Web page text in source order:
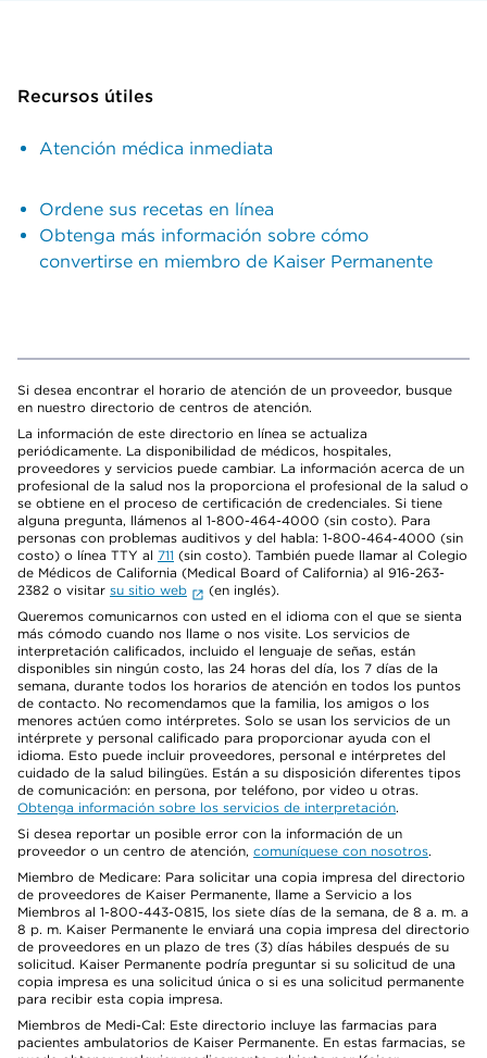
Recursos útiles
Atención médica inmediata
Ordene sus recetas en línea
Obtenga más información sobre cómo
convertirse en miembro de Kaiser Permanente
Si desea encontrar el horario de atención de un proveedor, busque
en nuestro directorio de centros de atención.
La información de este directorio en línea se actualiza
periódicamente. La disponibilidad de médicos, hospitales,
proveedores y servicios puede cambiar. La información acerca de un
profesional de la salud nos la proporciona el profesional de la salud o
se obtiene en el proceso de certificación de credenciales. Si tiene
alguna pregunta, llámenos al 1-800-464-4000 (sin costo). Para
personas con problemas auditivos y del habla: 1-800-464-4000 (sin
costo) o línea TTY al 711 (sin costo). También puede llamar al Colegio
de Médicos de California (Medical Board of California) al 916-263-
2382 o visitar su sitio web
(en inglés).
Queremos comunicarnos con usted en el idioma con el que se sienta
más cómodo cuando nos llame o nos visite. Los servicios de
interpretación calificados, incluido el lenguaje de señas, están
disponibles sin ningún costo, las 24 horas del día, los 7 días de la
semana, durante todos los horarios de atención en todos los puntos
de contacto. No recomendamos que la familia, los amigos o los
menores actúen como intérpretes. Solo se usan los servicios de un
intérprete y personal calificado para proporcionar ayuda con el
idioma. Esto puede incluir proveedores, personal e intérpretes del
cuidado de la salud bilingües. Están a su disposición diferentes tipos
de comunicación: en persona, por teléfono, por video u otras.
Obtenga información sobre los servicios de interpretación.
Si desea reportar un posible error con la información de un
proveedor o un centro de atención, comuníquese con nosotros.
Miembro de Medicare: Para solicitar una copia impresa del directorio
de proveedores de Kaiser Permanente, llame a Servicio a los
Miembros al 1-800-443-0815, los siete días de la semana, de 8 a. m. a
8 p. m. Kaiser Permanente le enviará una copia impresa del directorio
de proveedores en un plazo de tres (3) días hábiles después de su
solicitud. Kaiser Permanente podría preguntar si su solicitud de una
copia impresa es una solicitud única o si es una solicitud permanente
para recibir esta copia impresa.
Miembros de Medi-Cal: Este directorio incluye las farmacias para
pacientes ambulatorios de Kaiser Permanente. En estas farmacias, se